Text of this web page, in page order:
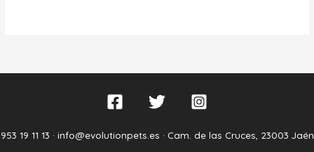
953 19 11 13 · info@evolutionpets.es · Cam. de las Cruces, 23003 Jaén